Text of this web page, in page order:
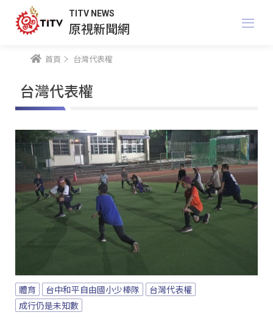
TITV NEWS
原視新聞網
首頁 台灣代表權
台灣代表權
體育 台中和平自由國小少棒隊
台灣代表權
成行仍是未知數